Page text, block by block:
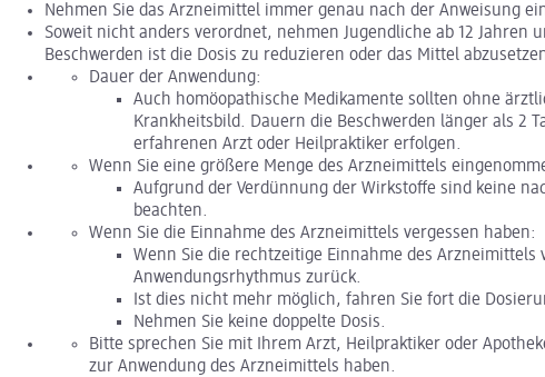
Nehmen Sie das Arzneimittel immer genau nach der Anweisung
Soweit nicht anders verordnet, nehmen Jugendliche ab 12 Jahren
Beschwerden ist die Dosis zu reduzieren oder das Mittel
Dauer der Anwendung:
Auch homöopathische Medikamente sollten ohne
Krankheitsbild. Dauern die Beschwerden länger als 2
erfahrenen Arzt oder Heilpraktiker erfolgen.
Wenn Sie eine größere Menge des Arzneimittels
Aufgrund der Verdünnung der Wirkstoffe sind keine
beachten.
Wenn Sie die Einnahme des Arzneimittels vergessen haben:
Wenn Sie die rechtzeitige Einnahme des
Anwendungsrhythmus zurück.
Ist dies nicht mehr möglich, fahren Sie fort die
Nehmen Sie keine doppelte Dosis.
Bitte sprechen Sie mit Ihrem Arzt, Heilpraktiker oder
zur Anwendung des Arzneimittels haben.